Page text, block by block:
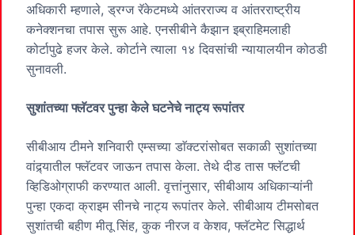
अधिकारी म्हणाले, ड्रग्ज रॅकेटमध्ये आंतरराज्य व आंतरराष्ट्रीय
कनेक्शनचा तपास सुरू आहे. एनसीबीने कैझान इब्राहिमलाही
कोर्टापुढे हजर केले. कोर्टाने त्याला १४ दिवसांची न्यायालयीन कोठडी
सुनावली.
सुशांतच्या फ्लॅटवर पुन्हा केले घटनेचे नाट्य रूपांतर
सीबीआय टीमने शनिवारी एम्सच्या डाॅक्टरांसोबत सकाळी सुशांतच्या
वांद्र्यातील फ्लॅटवर जाऊन तपास केला. तेथे दीड तास फ्लॅटची
व्हिडिओग्राफी करण्यात आली. वृत्तांनुसार, सीबीआय अधिकाऱ्यांनी
पुन्हा एकदा क्राइम सीनचे नाट्य रूपांतर केले. सीबीआय टीमसोबत
सुशांतची बहीण मीतू सिंह, कुक नीरज व केशव, फ्लॅटमेट सिद्धार्थ